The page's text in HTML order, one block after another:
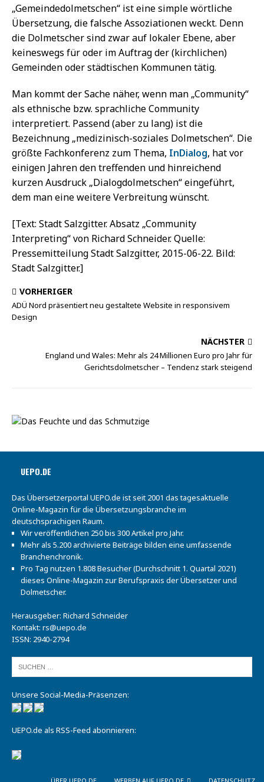
„Gemeindedolmetschen“ ist eine simple wörtliche
Übersetzung, die falsche Assoziationen weckt. Denn
die Dolmetscher sind zwar auf lokaler Ebene, aber
keineswegs für oder im Auftrag der (kirchlichen)
Gemeinden oder städtischen Kommunen tätig.
Man kommt der Sache näher, wenn man „Community“
als ethnische bzw. sprachliche Community
interpretiert. Passend (aber zu lang) ist die
Bezeichnung „medizinisch-soziales Dolmetschen“. Die
größte Fachkonferenz zum Thema, InDialog, hat vor
einigen Jahren den treffenden und hinreichend
kurzen Ausdruck „Dialogdolmetschen“ eingeführt,
dem man eine weitere Verbreitung wünscht.
[Text: Stadt Salzgitter. Absatz „Community
Interpreting“ von Richard Schneider. Quelle:
Pressemitteilung Stadt Salzgitter, 2015-06-22. Bild:
Stadt Salzgitter.]
VORHERIGER
ADÜ Nord präsentiert neu gestaltete Website in responsivem
Design
NÄCHSTER
England und Wales: Mehr als 24 Millionen Euro pro Jahr für
Gerichtsdolmetscher – Tendenz stark steigend
UEPO.DE
Das Übersetzerportal UEPO.de ist seit 2001 das tagesaktuelle
Online-Magazin für die Übersetzungsbranche im
deutschsprachigen Raum.
Wir veröffentlichen 250 bis 300 Artikel pro Jahr.
Mehr als 5.200 archivierte Beiträge bilden eine umfassende
Branchenchronik.
Pro Tag nutzen 1.808 Besucher (Durchschnitt 1. Quartal 2021)
dieses Online-Magazin zur Berufspraxis der Übersetzer und
Dolmetscher.
Herausgeber: Richard Schneider
Kontakt: rs@uepo.de
ISSN: 2940-2794
Unsere Social-Media-Präsenzen:
UEPO.de als RSS-Feed abonnieren: